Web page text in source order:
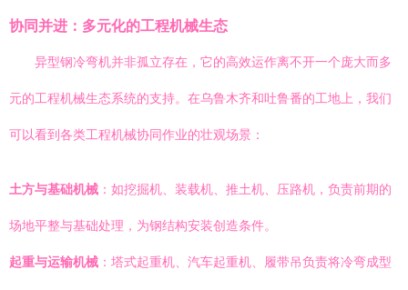
协同并进：多元化的工程机械生态
异型钢冷弯机并非孤立存在，它的高效运作离不开一个庞大而多
元的工程机械生态系统的支持。在乌鲁木齐和吐鲁番的工地上，我们
可以看到各类工程机械协同作业的壮观场景：
土方与基础机械 ：如挖掘机、装载机、推土机、压路机，负责前期的
场地平整与基础处理，为钢结构安装创造条件。
起重与运输机械 ：塔式起重机、汽车起重机、履带吊负责将冷弯成型